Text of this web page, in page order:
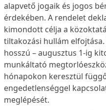
alapvető jogaik és jogos
érdekében. A rendelet
kimondott célja a
tiltakozási hullám
hosszú – augusztus 1-ig
munkáltató
hónapokon keresztül
engedetlenséggel
meglépését.